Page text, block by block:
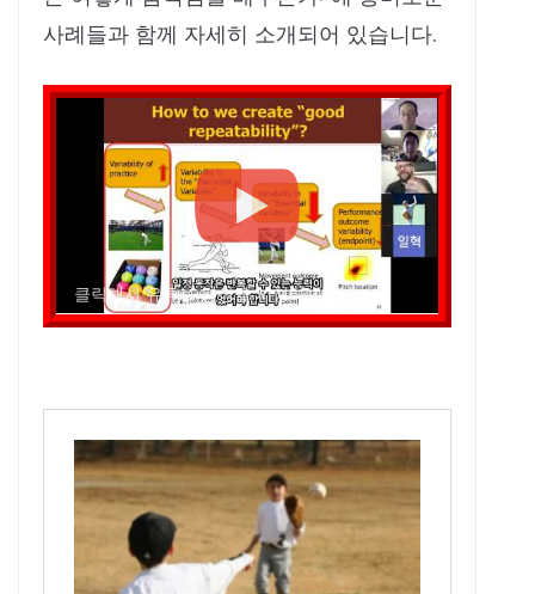
사례들과 함께 자세히 소개되어 있습니다.
클릭해서 유튜브 영상을 시청하세요